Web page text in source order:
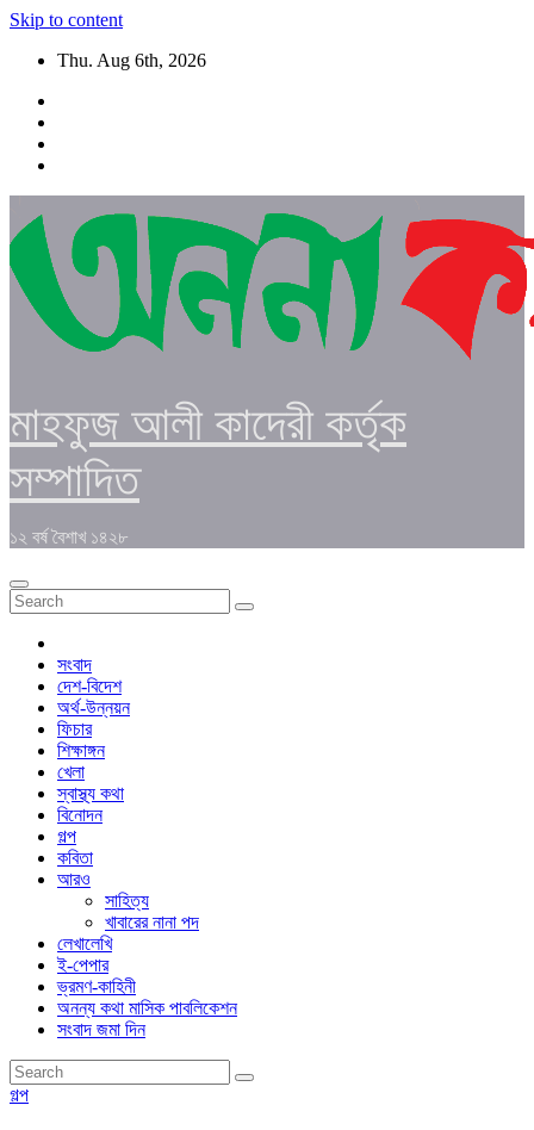
Skip to content
Thu. Aug 6th, 2026
মাহফুজ আলী কাদেরী কর্তৃক
সম্পাদিত
১২ বর্ষ বৈশাখ ১৪২৮
সংবাদ
দেশ-বিদেশ
অর্থ-উন্নয়ন
ফিচার
শিক্ষাঙ্গন
খেলা
স্বাস্থ্য কথা
বিনোদন
গল্প
কবিতা
আরও
সাহিত্য
খাবারের নানা পদ
লেখালেখি
ই-পেপার
ভ্রমণ-কাহিনী
অনন্য কথা মাসিক পাবলিকেশন
সংবাদ জমা দিন
গল্প